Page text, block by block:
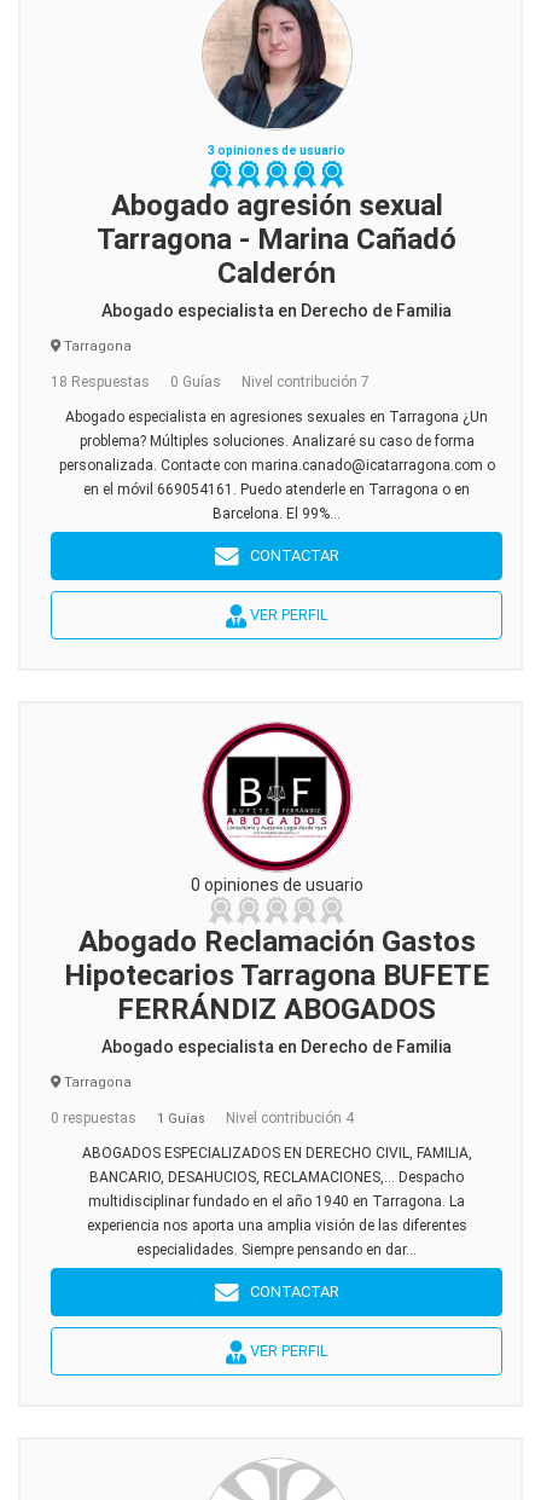
3 opiniones de usuario
Abogado agresión sexual
Tarragona - Marina Cañadó
Calderón
Abogado especialista en Derecho de Familia
Tarragona
18 Respuestas 0 Guías Nivel contribución 7
Abogado especialista en agresiones sexuales en Tarragona ¿Un
problema? Múltiples soluciones. Analizaré su caso de forma
personalizada. Contacte con marina.canado@icatarragona.com o
en el móvil 669054161. Puedo atenderle en Tarragona o en
Barcelona. El 99%...
CONTACTAR
VER PERFIL
0 opiniones de usuario
Abogado Reclamación Gastos
Hipotecarios Tarragona BUFETE
FERRÁNDIZ ABOGADOS
Abogado especialista en Derecho de Familia
Tarragona
0 respuestas 1 Guías Nivel contribución 4
ABOGADOS ESPECIALIZADOS EN DERECHO CIVIL, FAMILIA,
BANCARIO, DESAHUCIOS, RECLAMACIONES,... Despacho
multidisciplinar fundado en el año 1940 en Tarragona. La
experiencia nos aporta una amplia visión de las diferentes
especialidades. Siempre pensando en dar...
CONTACTAR
VER PERFIL